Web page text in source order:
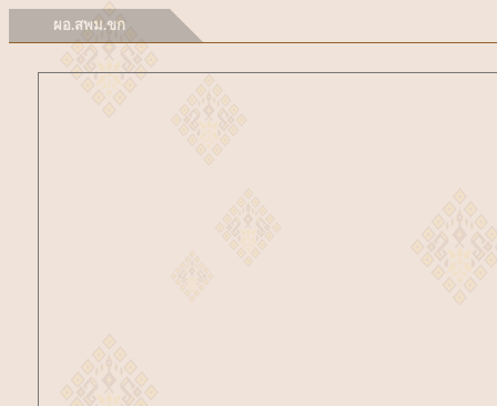
ผอ.สพม.ขก